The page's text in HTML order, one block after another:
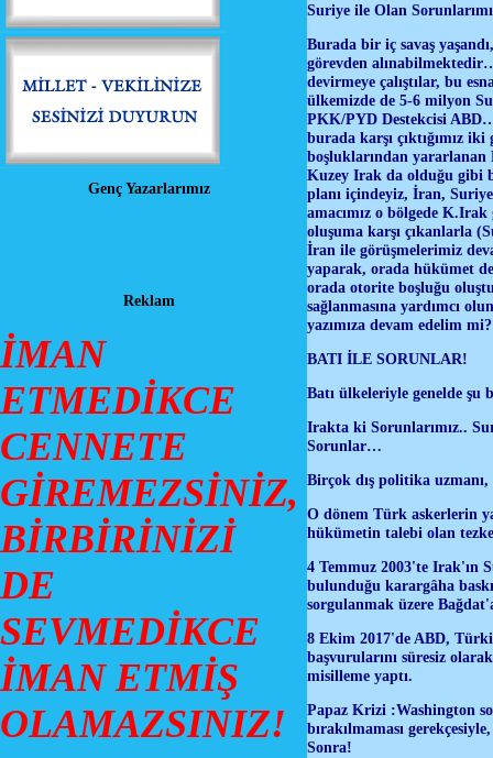
Genç Yazarlarımız
Reklam
İMAN
ETMEDİKCE
CENNETE
GİREMEZSİNİZ,
BİRBİRİNİZİ
DE
SEVMEDİKCE
İMAN ETMİŞ
OLAMAZSINIZ!
Suriye ile Olan
Burada bir iç savaş
görevden
devirmeye çalıştılar, bu
ülkemizde de 5-6 milyon
PKK/PYD Destekcisi
burada karşı çıktığımız
boşluklarından
Kuzey Irak da olduğu gibi
planı içindeyiz, İran,
amacımız o bölgede
oluşuma karşı çıkanlarla
İran ile görüşmelerimiz
yaparak, orada hükümet
orada otorite boşluğu
sağlanmasına yardımcı
yazımıza devam edelim mi?
BATI İLE SORUNLAR!
Batı ülkeleriyle genelde şu
Irakta ki Sorunlarımız..
Sorunlar…
Birçok dış politika
O dönem Türk askerlerin
hükümetin talebi olan
4 Temmuz 2003'te Irak'ın
bulunduğu karargâha
sorgulanmak üzere
8 Ekim 2017'de ABD,
başvurularını süresiz
misilleme yaptı.
Papaz Krizi :Washington
bırakılmaması
Sonra!